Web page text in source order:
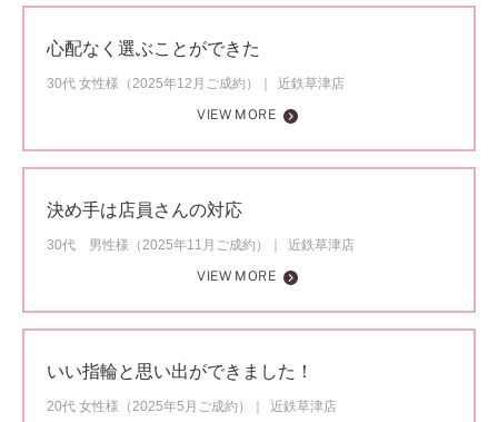
心配なく選ぶことができた
30代 女性様（2025年12月ご成約）
近鉄草津店
VIEW MORE
決め手は店員さんの対応
30代 男性様（2025年11月ご成約）
近鉄草津店
VIEW MORE
いい指輪と思い出ができました！
20代 女性様（2025年5月ご成約）
近鉄草津店